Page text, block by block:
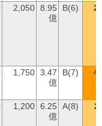
2,050 8.95
億
B(6)
1,750 3.47
億
B(7)
1,200 6.25
億
A(8)